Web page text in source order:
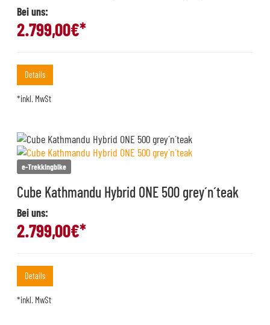
Bei uns:
2.799,00€*
Details
*inkl. MwSt
e-Trekkingbike
Cube Kathmandu Hybrid ONE 500 grey´n´teak
Bei uns:
2.799,00€*
Details
*inkl. MwSt